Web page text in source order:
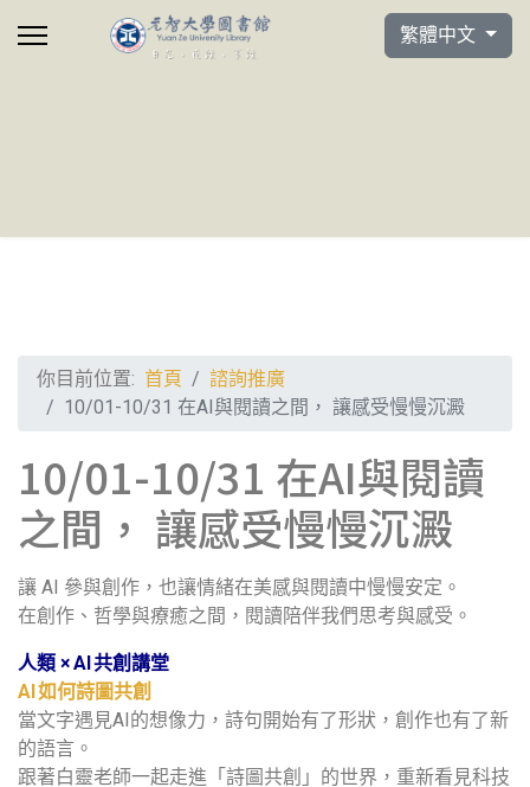
選擇你的語言
繁體中文
你目前位置: 首頁
諮詢推廣
10/01-10/31 在AI與閱讀之間， 讓感受慢慢沉澱
10/01-10/31 在AI與閱讀
之間， 讓感受慢慢沉澱
讓 AI 參與創作，也讓情緒在美感與閱讀中慢慢安定。
在創作、哲學與療癒之間，閱讀陪伴我們思考與感受。
人類 × AI 共創講堂
AI 如何詩圖共創
當文字遇見AI的想像力，詩句開始有了形狀，創作也有了新
的語言。
跟著白靈老師一起走進「詩圖共創」的世界，重新看見科技